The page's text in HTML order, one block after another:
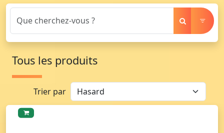
Tous les produits
Trier par